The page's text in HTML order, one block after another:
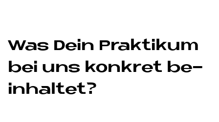
Was Dein Prak­ti­kum
bei uns kon­kret be­
inhal­tet?